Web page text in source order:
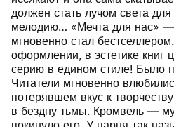
должен стать лучом света
мелодию… «Мечта для нас» —
мгновенно стал
оформлении, в эстетике книг
серию в едином стиле! Было
Читатели мгновенно
потерявшем вкус к
в бездну тьмы. Кромвель —